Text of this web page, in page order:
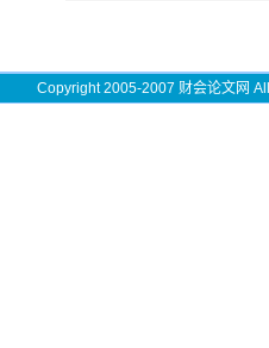
Copyright 2005-2007 财会论文网